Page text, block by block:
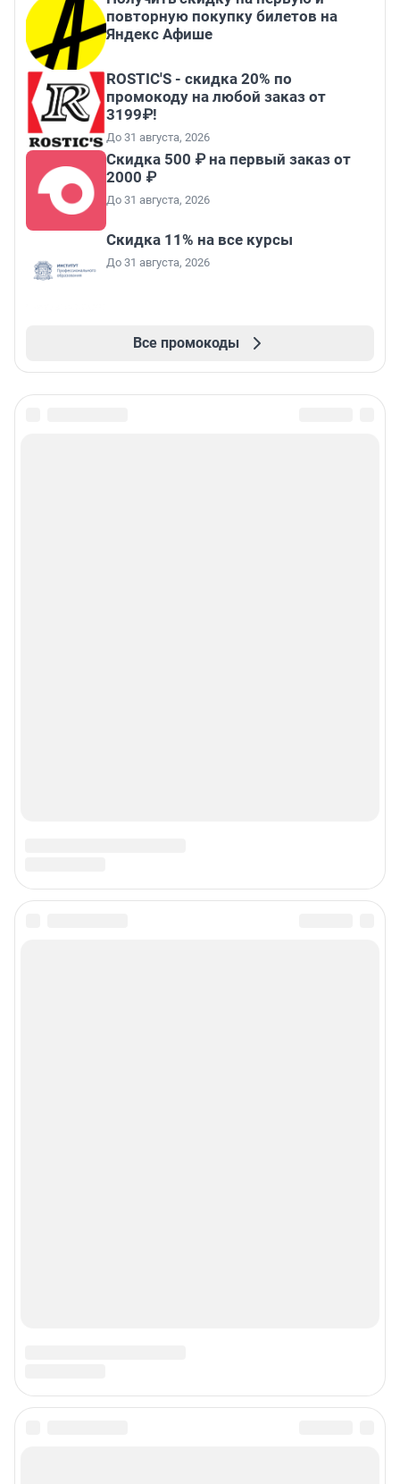
повторную покупку билетов на
Яндекс Афише
ROSTIC'S - скидка 20% по
промокоду на любой заказ от
3199₽!
До 31 августа, 2026
Скидка 500 ₽ на первый заказ от
2000 ₽
До 31 августа, 2026
Скидка 11% на все курсы
До 31 августа, 2026
Все промокоды